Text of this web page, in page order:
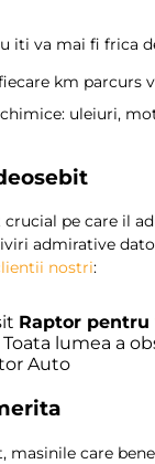
iti va mai fi frica
km parcurs
uleiuri,
pe care il
admirative
nostri:
Raptor pentru
Toata lumea a
Auto
masinile care